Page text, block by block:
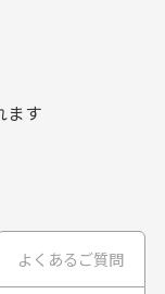
ます
よくあるご質問